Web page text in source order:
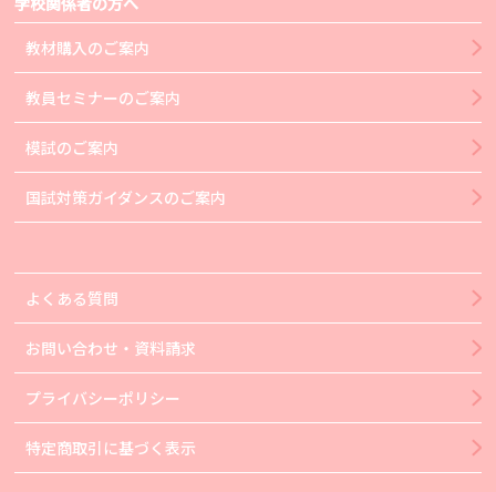
教材購入のご案内
教員セミナーのご案内
模試のご案内
国試対策ガイダンスのご案内
よくある質問
お問い合わせ・資料請求
プライバシーポリシー
特定商取引に基づく表示